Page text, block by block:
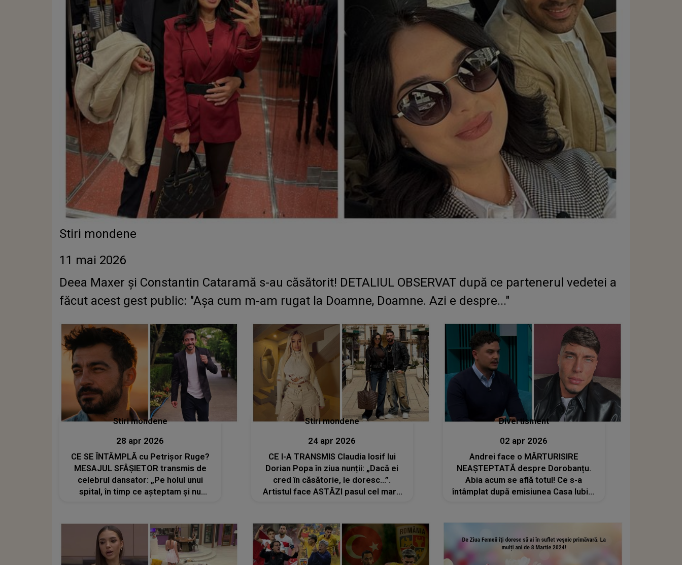
Stiri mondene
11 mai 2026
Deea Maxer și Constantin Cataramă s-au căsătorit! DETALIUL OBSERVAT după ce partenerul vedetei a
făcut acest gest public: "Așa cum m-am rugat la Doamne, Doamne. Azi e despre..."
Stiri mondene
28 apr 2026
CE SE ÎNTÂMPLĂ cu Petrișor Ruge?
MESAJUL SFÂȘIETOR transmis de
celebrul dansator: „Pe holul unui
spital, în timp ce așteptam și nu
Stiri mondene
24 apr 2026
CE I-A TRANSMIS Claudia Iosif lui
Dorian Popa în ziua nunții: „Dacă ei
cred în căsătorie, le doresc...”.
Artistul face ASTĂZI pasul cel mare
Divertisment
02 apr 2026
Andrei face o MĂRTURISIRE
NEAȘTEPTATĂ despre Dorobanțu.
Abia acum se află totul! Ce s-a
întâmplat după emisiunea Casa Iubirii